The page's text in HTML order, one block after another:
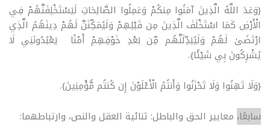
{وَعَدَ اللَّهُ الَّذِينَ آمَنُوا مِنكُمْ وَعَمِلُوا الصَّالِحَاتِ لَيَسْتَخْلِفَنَّهُمْ فِي
الْأَرْضِ كَمَا اسْتَخْلَفَ الَّذِينَ مِن قَبْلِهِمْ وَلَيُمَكِّنَنَّ لَهُمْ دِينَهُمُ الَّذِي
ارْتَضَىٰ لَهُمْ وَلَيُبَدِّلَنَّهُم مِّن بَعْدِ خَوْفِهِمْ أَمْنًا يَعْبُدُونَنِي لَا
يُشْرِكُونَ بِي شَيْئًا}.
{وَلَا تَهِنُوا وَلَا تَحْزَنُوا وَأَنتُمُ الْأَعْلَوْنَ إِن كُنتُم مُّؤْمِنِينَ}.
سابعًا، معايير الحق والباطل: ثنائية العقل والنص، وارتباطهما: